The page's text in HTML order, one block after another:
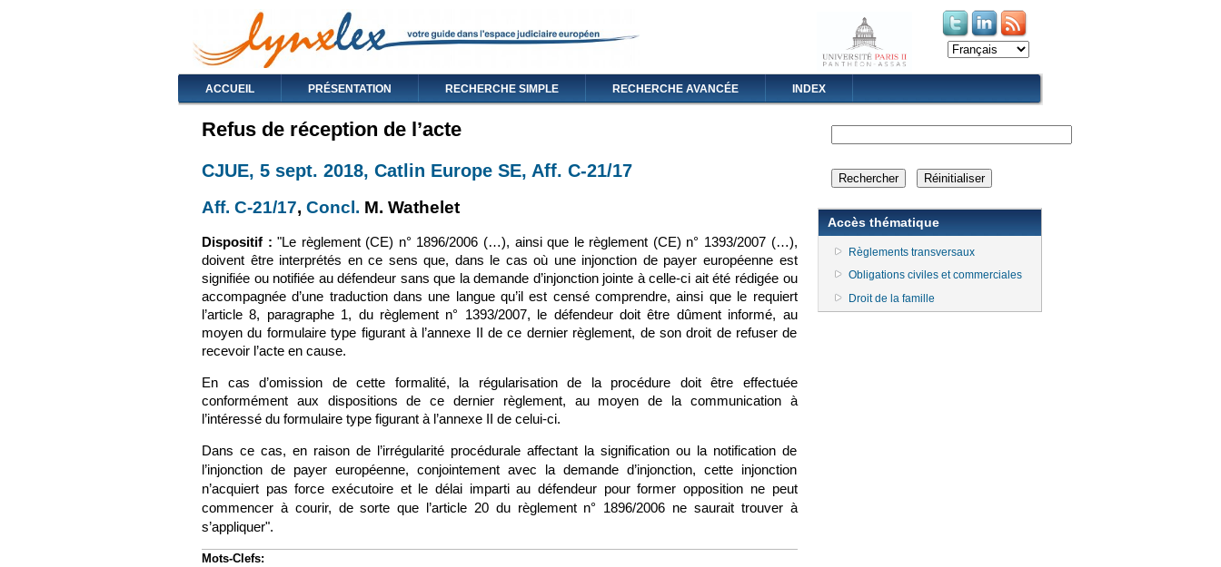
(le lien est externe)
(le lien est externe)
ACCUEIL PRÉSENTATION RECHERCHE SIMPLE RECHERCHE AVANCÉE INDEX
Refus de réception de l’acte
CJUE, 5 sept. 2018, Catlin Europe SE, Aff. C-21/17
Aff. C-21/17(le lien est externe)
, Concl. (le lien est externe)
M. Wathelet
Dispositif : "Le règlement (CE) n° 1896/2006 (…), ainsi que le règlement (CE) n° 1393/2007 (…),
doivent être interprétés en ce sens que, dans le cas où une injonction de payer européenne est
signifiée ou notifiée au défendeur sans que la demande d’injonction jointe à celle‑ci ait été rédigée ou
accompagnée d’une traduction dans une langue qu’il est censé comprendre, ainsi que le requiert
l’article 8, paragraphe 1, du règlement n° 1393/2007, le défendeur doit être dûment informé, au
moyen du formulaire type figurant à l’annexe II de ce dernier règlement, de son droit de refuser de
recevoir l’acte en cause.
En cas d’omission de cette formalité, la régularisation de la procédure doit être effectuée
conformément aux dispositions de ce dernier règlement, au moyen de la communication à
l’intéressé du formulaire type figurant à l’annexe II de celui-ci.
Dans ce cas, en raison de l’irrégularité procédurale affectant la signification ou la notification de
l’injonction de payer européenne, conjointement avec la demande d’injonction, cette injonction
n’acquiert pas force exécutoire et le délai imparti au défendeur pour former opposition ne peut
commencer à courir, de sorte que l’article 20 du règlement n° 1896/2006 ne saurait trouver à
s’appliquer".
Mots-Clefs:
Accès thématique
Règlements transversaux
Obligations civiles et commerciales
Droit de la famille